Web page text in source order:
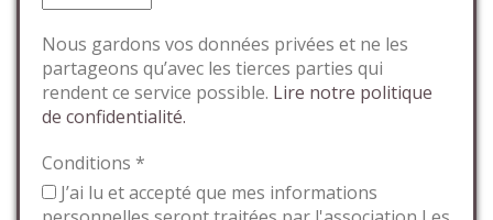
Nous gardons vos données privées et ne les
partageons qu’avec les tierces parties qui
rendent ce service possible. Lire notre politique
de confidentialité.
Conditions *
J’ai lu et accepté que mes informations